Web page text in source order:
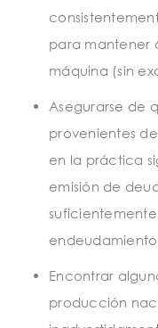
para mantener
máquina (sin
Asegurarse de
provenientes
en la práctica
emisión de
Encontrar
producción